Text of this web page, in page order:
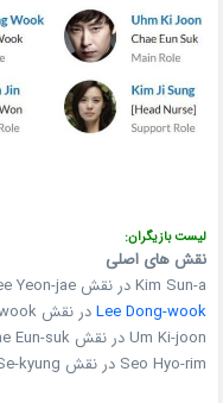
لیست بازیگران:
نقش های اصلی
Kim Sun-a در نقش Lee Yeon-jae
Lee Dong-wookدر نقش Kang Ji-wook
Um Ki-joon در نقش Chae Eun-suk
Seo Hyo-rim در نقش Im Se-kyung